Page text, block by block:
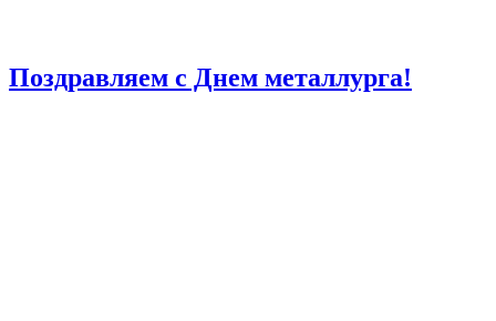
Поздравляем с Днем металлурга!